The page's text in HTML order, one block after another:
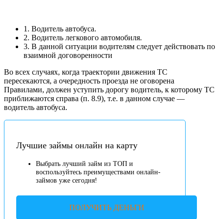
1. Водитель автобуса.
2. Водитель легкового автомобиля.
3. В данной ситуации водителям следует действовать по
взаимной договоренности
Во всех случаях, когда траектории движения ТС
пересекаются, а очередность проезда не оговорена
Правилами, должен уступить дорогу водитель, к которому ТС
приближаются справа (п. 8.9), т.е. в данном случае —
водитель автобуса.
Лучшие займы онлайн на карту
Выбрать лучший займ из ТОП и
воспользуйтесь преимуществами онлайн-
займов уже сегодня!
ПОЛУЧИТЬ ДЕНЬГИ